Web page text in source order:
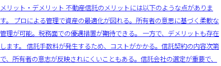
メリット・デメリット 不動産信託のメリットには以下のような点がありま
す。 プロによる管理で資産の最適化が図れる。所有者の意思に基づく柔軟な
管理が可能。税務面での優遇措置が期待できる。 一方で、デメリットも存在
します。 信託手数料が発生するため、コストがかかる。信託契約の内容次第
で、所有者の意志が反映されにくいこともある。信託会社の選定が重要で、